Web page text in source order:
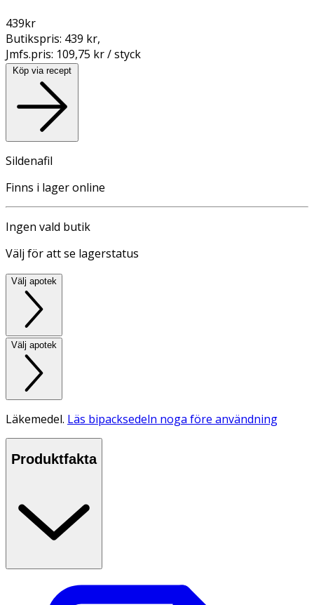
439kr
Butikspris: 439 kr,
Jmfs.pris: 109,75 kr / styck
Köp via recept
Sildenafil
Finns i lager online
Ingen vald butik
Välj för att se lagerstatus
Välj apotek
Välj apotek
Läkemedel. Läs bipacksedeln noga före användning
Produktfakta